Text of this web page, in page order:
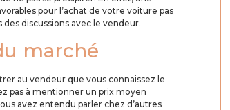
pour l’achat de votre voiture pas
discussions avec le vendeur.
marché
au vendeur que vous connaissez le
pas à mentionner un prix moyen
avez entendu parler chez d’autres